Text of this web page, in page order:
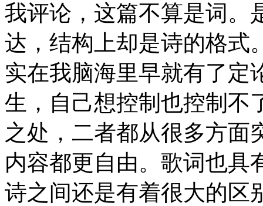
我评论，这篇不算是词。
达，结构上却是诗的格式
实在我脑海里早就有了定
生，自己想控制也控制不
之处，二者都从很多方面
内容都更自由。歌词也具
诗之间还是有着很大的区